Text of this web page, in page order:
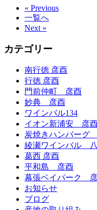
« Previous
一覧へ
Next »
カテゴリー
南行徳 彦酉
行徳 彦酉
門前仲町 彦酉
妙典 彦酉
ワインバル134
イオン新浦安 彦
炭焼きハンバー
綾瀬ワインバル
葛西 彦酉
平和島 彦酉
幕張ベイパーク
お知らせ
ブログ